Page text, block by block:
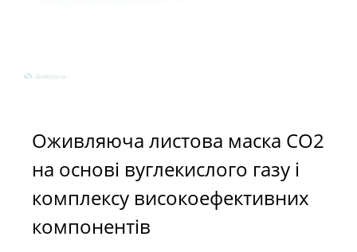
Оживляюча листова маска СО2
на основі вуглекислого газу і
комплексу високоефективних
компонентів